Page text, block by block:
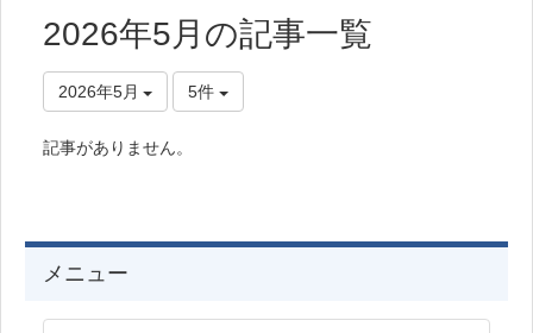
2026年5月の記事一覧
2026年5月 5件
記事がありません。
メニュー